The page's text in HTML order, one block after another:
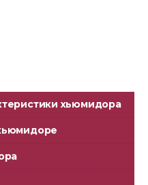
хьюмидора